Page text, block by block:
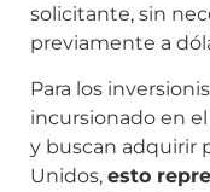
solicitante, sin
previamente a
Para los
incursionado en
y buscan adquirir
Unidos, esto